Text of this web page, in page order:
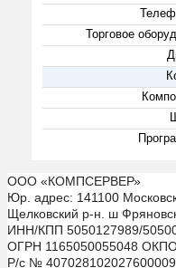
Торговое
ООО «КОМПСЕРВЕР»
Юр. адрес: 141100
Щелковский р-н. ш
ИНН/КПП 5050127989/
ОГРН 1165050055048
Р/с №